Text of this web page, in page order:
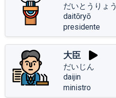
だいとうりょう
daitōryō
presidente
大臣
だいじん
daijin
ministro